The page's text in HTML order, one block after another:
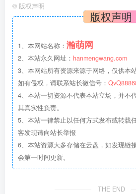
© 版权声明
版权声明
1、本网站名称： 瀚萌网
2、本站永久网址： hanmengwang.com
3、本网站所有资源来源于网络，仅供本
如有侵权，请联系站长微信号：
4、本站一切资源不代表本站立场，并不
其真实性负责。
5、本站一律禁止以任何方式发布或转载
客发现请向站长举报
6、本站资源大多存储在云盘，如发现链
会第一时间更新。
THE END